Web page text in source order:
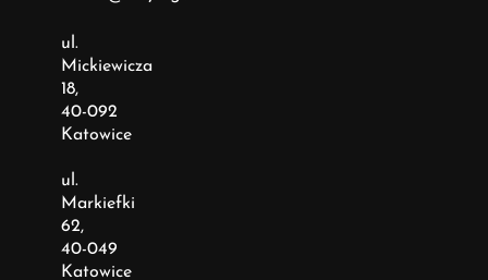
ul.
Mickiewicza
18,
40-092
Katowice
ul.
Markiefki
62,
40-049
Katowice